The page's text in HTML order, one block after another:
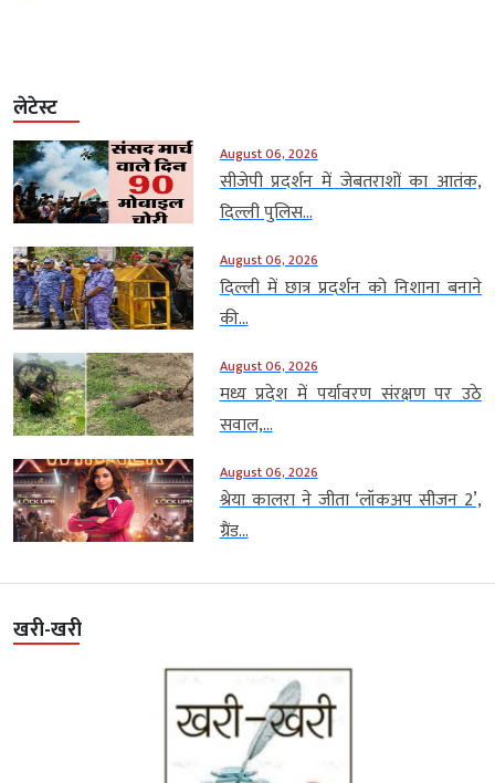
लेटेस्ट
August 06, 2026
सीजेपी प्रदर्शन में जेबतराशों का आतंक,
दिल्ली पुलिस...
August 06, 2026
दिल्ली में छात्र प्रदर्शन को निशाना बनाने
की...
August 06, 2026
मध्य प्रदेश में पर्यावरण संरक्षण पर उठे
सवाल,...
August 06, 2026
श्रेया कालरा ने जीता ‘लॉकअप सीजन 2’,
ग्रैंड...
खरी-खरी